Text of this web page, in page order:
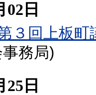
02日
３回上板町
務局)
25日